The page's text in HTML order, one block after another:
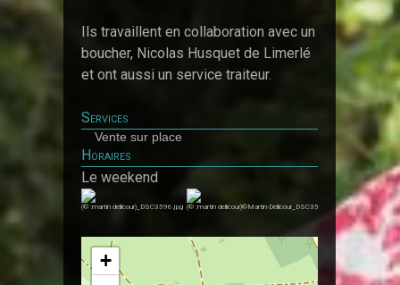
Ils travaillent en collaboration avec un
boucher, Nicolas Husquet de Limerlé
et ont aussi un service traiteur.
Services
Vente sur place
Horaires
Le weekend
(© :martin dellicour)_DSC3596.jpg (© :martin dellicour)©Martin-Dellicour_DSC3536.jpg (© :martin
+